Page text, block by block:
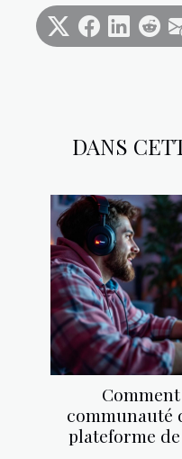
DANS
communauté
plateforme